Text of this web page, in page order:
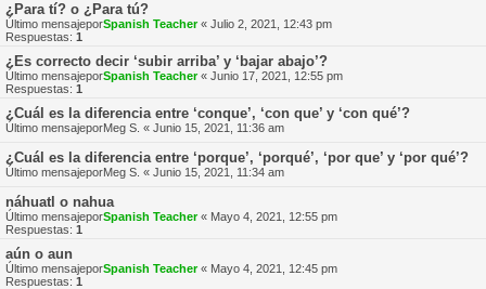
¿Para tí? o ¿Para tú?
Último mensajeporSpanish Teacher« Julio 2, 2021, 12:43 pm
Respuestas: 1
¿Es correcto decir ‘subir arriba’ y ‘bajar abajo’?
Último mensajeporSpanish Teacher« Junio 17, 2021, 12:55 pm
Respuestas: 1
¿Cuál es la diferencia entre ‘conque’, ‘con que’ y ‘con qué’?
Último mensajeporMeg S. « Junio 15, 2021, 11:36 am
¿Cuál es la diferencia entre ‘porque’, ‘porqué’, ‘por que’ y ‘por qué’?
Último mensajeporMeg S. « Junio 15, 2021, 11:34 am
náhuatl o nahua
Último mensajeporSpanish Teacher« Mayo 4, 2021, 12:55 pm
Respuestas: 1
aún o aun
Último mensajeporSpanish Teacher« Mayo 4, 2021, 12:45 pm
Respuestas: 1